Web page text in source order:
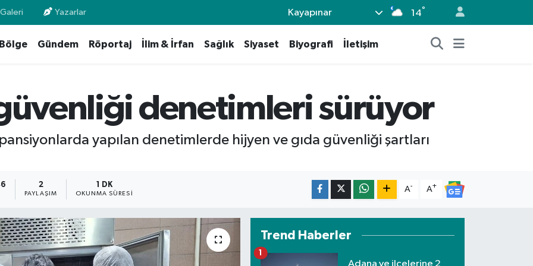
Yazarlar Kayapınar 14°
Bölge Gündem Röportaj İlim & İrfan Sağlık Siyaset Biyografi İletişim
güvenliği denetimleri sürüyor
yapılan denetimlerde hijyen ve gıda güvenliği şartları
2
PAYLAŞIM
1 DK
OKUNMA SÜRESI
A- A+
Trend Haberler
Adana ve ilçelerine 2
1